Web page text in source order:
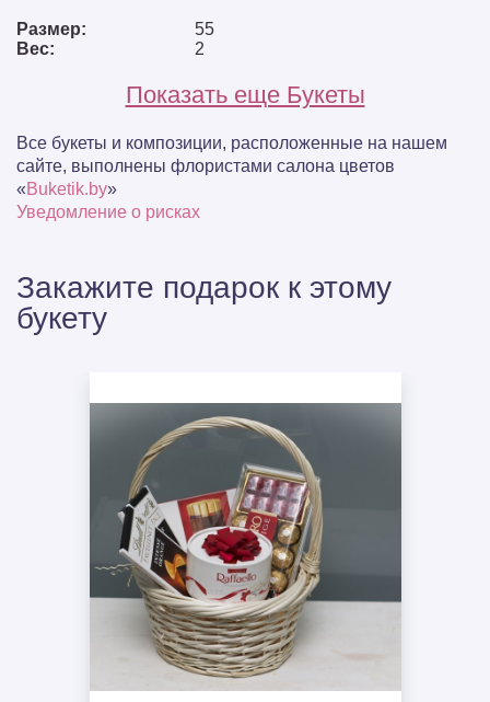
Размер:
55
Вес:
2
Показать еще Букеты
Все букеты и композиции, расположенные на нашем
сайте, выполнены флористами салона цветов
«Buketik.by»
Уведомление о рисках
Закажите подарок к этому
букету